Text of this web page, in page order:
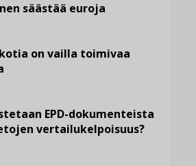
säästää euroja
on vailla toimivaa
EPD-dokumenteista
vertailukelpoisuus?